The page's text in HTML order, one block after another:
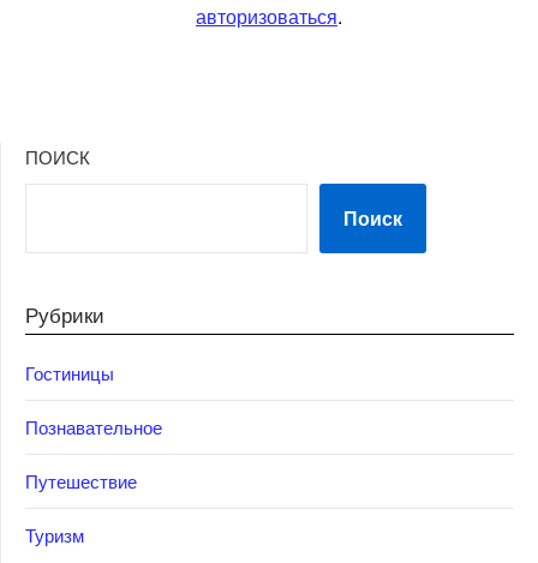
авторизоваться.
ПОИСК
Поиск
Рубрики
Гостиницы
Познавательное
Путешествие
Туризм